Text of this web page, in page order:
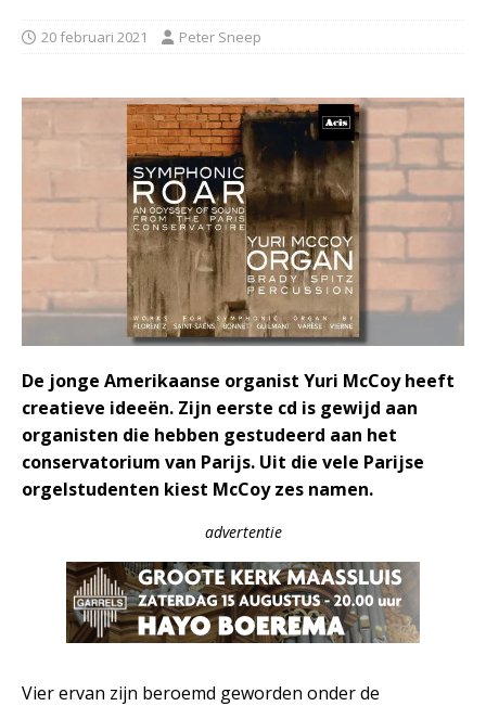
20 februari 2021 Peter Sneep
De jonge Amerikaanse organist Yuri McCoy heeft
creatieve ideeën. Zijn eerste cd is gewijd aan
organisten die hebben gestudeerd aan het
conservatorium van Parijs. Uit die vele Parijse
orgelstudenten kiest McCoy zes namen.
advertentie
Vier ervan zijn beroemd geworden onder de